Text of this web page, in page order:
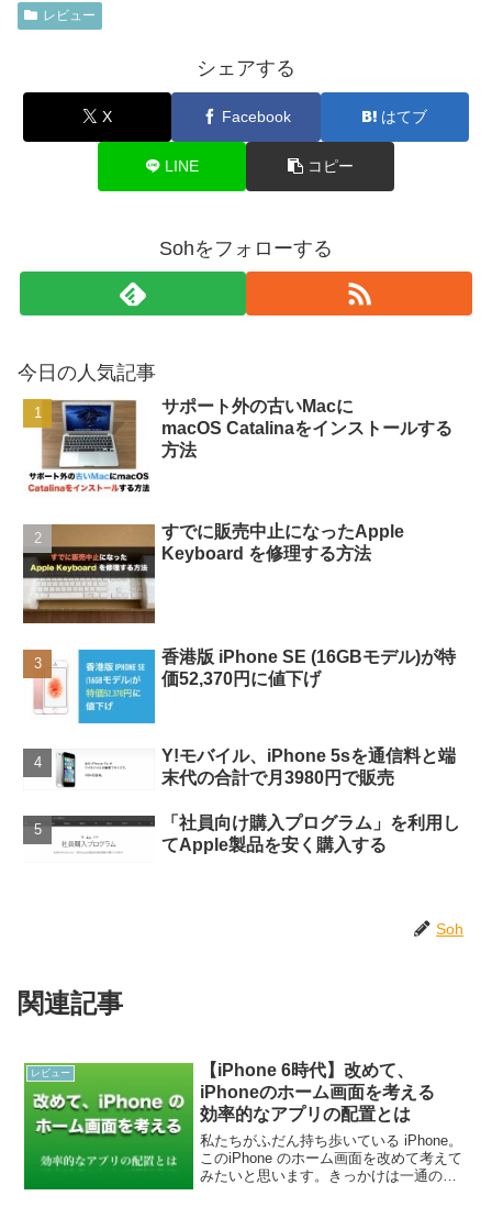
レビュー
シェアする
X Facebook はてブ
LINE コピー
Sohをフォローする
今日の人気記事
サポート外の古いMacに
macOS Catalinaをインストールする
方法
すでに販売中止になったApple
Keyboard を修理する方法
香港版 iPhone SE (16GBモデル)が特
価52,370円に値下げ
Y!モバイル、iPhone 5sを通信料と端
末代の合計で月3980円で販売
「社員向け購入プログラム」を利用し
てApple製品を安く購入する
Soh
関連記事
レビュー
【iPhone 6時代】改めて、
iPhoneのホーム画面を考える
効率的なアプリの配置とは
私たちがふだん持ち歩いている iPhone。
このiPhone のホーム画面を改めて考えて
みたいと思います。きっかけは一通のメ